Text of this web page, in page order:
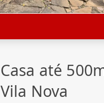
Casa até
Vila Nova